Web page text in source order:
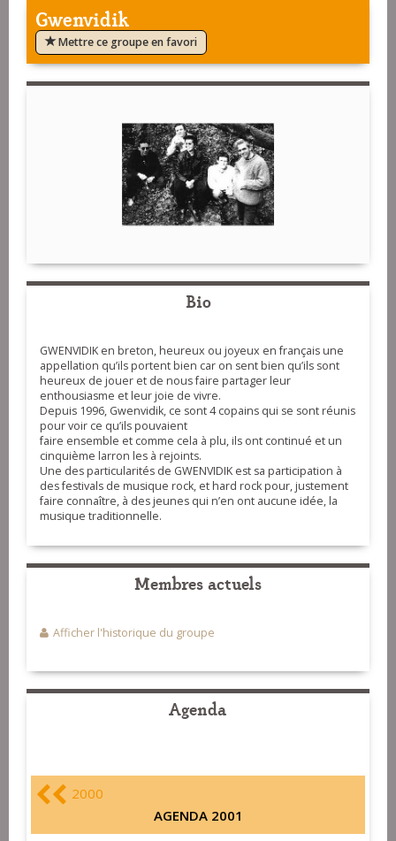
Gwenvidik
Mettre ce groupe en favori
Bio
GWENVIDIK en breton, heureux ou joyeux en français une
appellation qu’ils portent bien car on sent bien qu’ils sont
heureux de jouer et de nous faire partager leur
enthousiasme et leur joie de vivre.
Depuis 1996, Gwenvidik, ce sont 4 copains qui se sont réunis
pour voir ce qu’ils pouvaient
faire ensemble et comme cela à plu, ils ont continué et un
cinquième larron les à rejoints.
Une des particularités de GWENVIDIK est sa participation à
des festivals de musique rock, et hard rock pour, justement
faire connaître, à des jeunes qui n’en ont aucune idée, la
musique traditionnelle.
Membres actuels
Afficher l'historique du groupe
Agenda
2000
AGENDA 2001